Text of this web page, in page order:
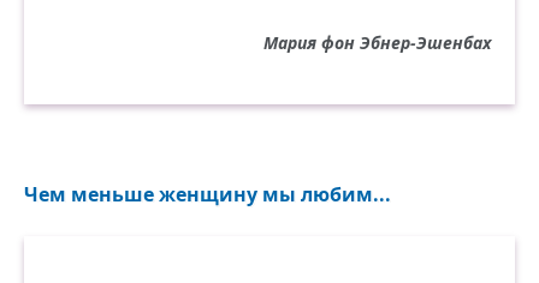
Мария фон Эбнер-Эшенбах
Чем меньше женщину мы любим...